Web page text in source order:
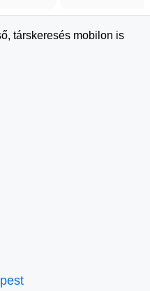
társkeresés mobilon is